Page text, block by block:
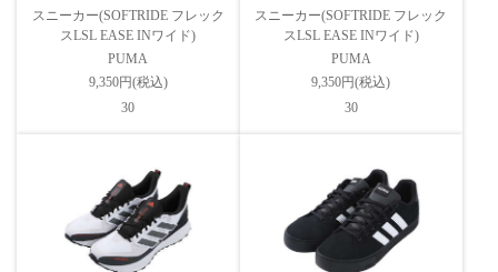
スニーカー(SOFTRIDE フレック
スLSL EASE INワイド)
PUMA
9,350円(税込)
30
スニーカー(SOFTRIDE フレック
スLSL EASE INワイド)
PUMA
9,350円(税込)
30